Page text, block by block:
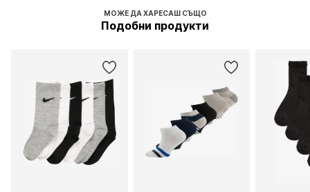
МОЖЕ ДА ХАРЕСАШ СЪЩО
Подобни продукти